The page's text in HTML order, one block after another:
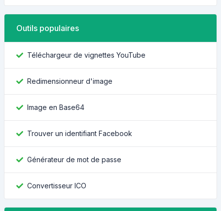
Outils populaires
Téléchargeur de vignettes YouTube
Redimensionneur d'image
Image en Base64
Trouver un identifiant Facebook
Générateur de mot de passe
Convertisseur ICO